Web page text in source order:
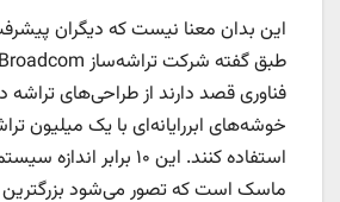
این بدان معنا نیست که دیگران
فناوری قصد دارند از طراحی‌های تراشه
ماسک است که تصور می‌شود